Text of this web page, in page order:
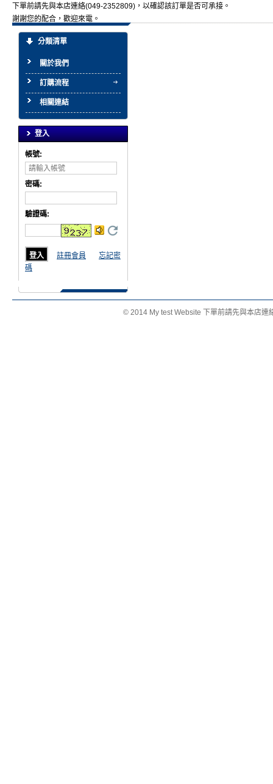
下單前請先與本店連絡(049-2352809)，以確認該訂單是否可承接。
謝謝您的配合，歡迎來電。
分類清單
關於我們
訂購流程
相關連結
登入
帳號:
密碼:
驗證碼:
註冊會員
忘記密
碼
© 2014 My test Website 下單前請先與本店